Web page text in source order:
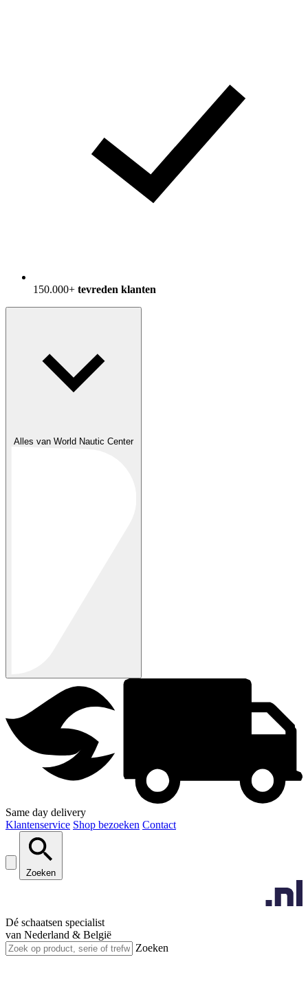
150.000+ tevreden klanten
Alles van World Nautic Center
Same day delivery
Klantenservice Shop bezoeken Contact
Zoeken
Dé schaatsen specialist
van Nederland & België
Zoeken